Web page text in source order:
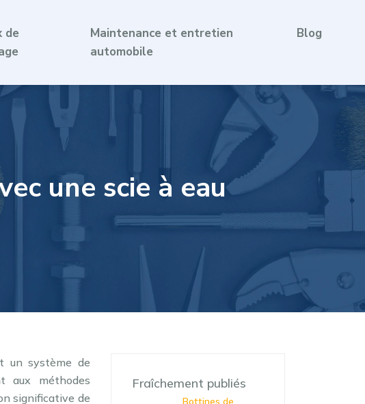
de
Maintenance et entretien
automobile
Blog
une scie à eau
un système de
aux méthodes
significative de
Fraîchement publiés
Bottines de